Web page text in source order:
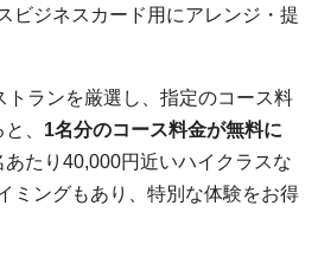
ビジネスカード用にアレンジ・提
ランを厳選し、指定のコース料
、 1名分のコース料金が無料に
たり40,000円近いハイクラスな
ミングもあり、特別な体験をお得